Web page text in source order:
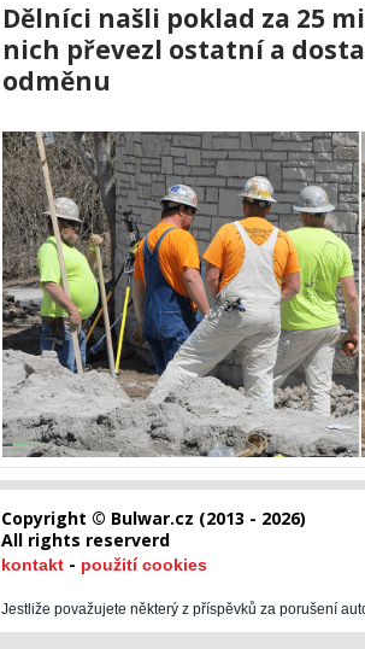
Dělníci našli poklad za 25
nich převezl ostatní a
odměnu
Copyright © Bulwar.cz (2013 - 2026)
All rights reserverd
kontakt - použití cookies
Jestliže považujete některý z příspěvků za porušení